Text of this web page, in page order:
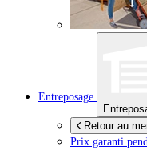
Entreposage
Retour au
Prix garanti